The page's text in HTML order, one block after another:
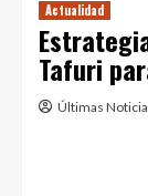
Actualidad
Tafuri
Últimas